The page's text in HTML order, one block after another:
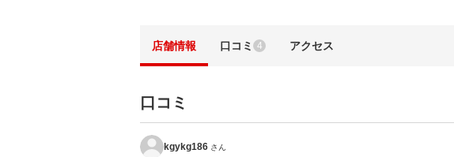
店舗情報 口コミ 4 アクセス
口コミ
kgykg186 さん